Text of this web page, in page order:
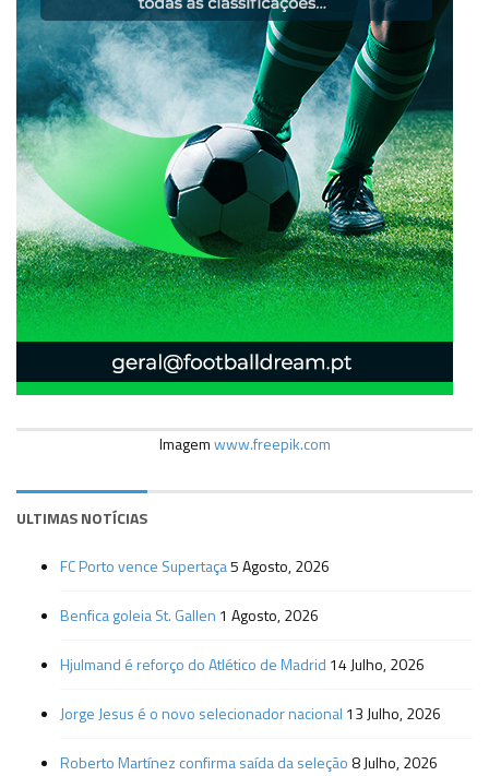
Imagemwww.freepik.com
ULTIMAS NOTÍCIAS
FC Porto vence Supertaça5 Agosto, 2026
Benfica goleia St. Gallen 1 Agosto, 2026
Hjulmand é reforço do Atlético de Madrid 14 Julho, 2026
Jorge Jesus é o novo selecionador nacional 13 Julho, 2026
Roberto Martínez confirma saída da seleção 8 Julho, 2026